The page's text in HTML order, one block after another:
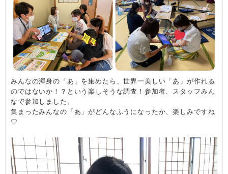
みんなの渾身の「あ」を集めたら、世界一美しい「あ」が作れる
のではないか！？という楽しそうな調査！参加者、スタッフみん
なで参加しました。
集まったみんなの「あ」がどんなふうになったか、楽しみですね
♡